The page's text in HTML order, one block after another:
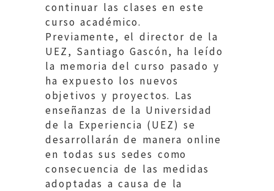
continuar las clases en este
curso académico.
Previamente, el director de la
UEZ, Santiago Gascón, ha leído
la memoria del curso pasado y
ha expuesto los nuevos
objetivos y proyectos. Las
enseñanzas de la Universidad
de la Experiencia (UEZ) se
desarrollarán de manera online
en todas sus sedes como
consecuencia de las medidas
adoptadas a causa de la